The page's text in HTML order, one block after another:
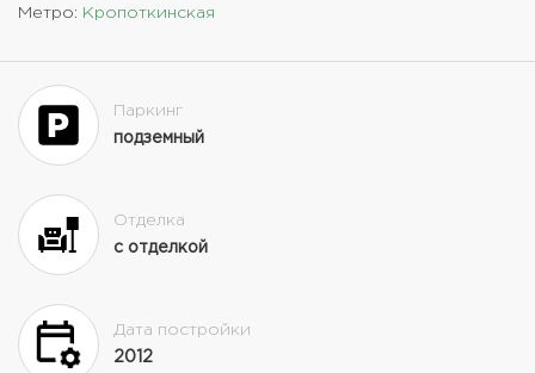
Метро: Кропоткинская
Паркинг
подземный
Отделка
с отделкой
Дата постройки
2012